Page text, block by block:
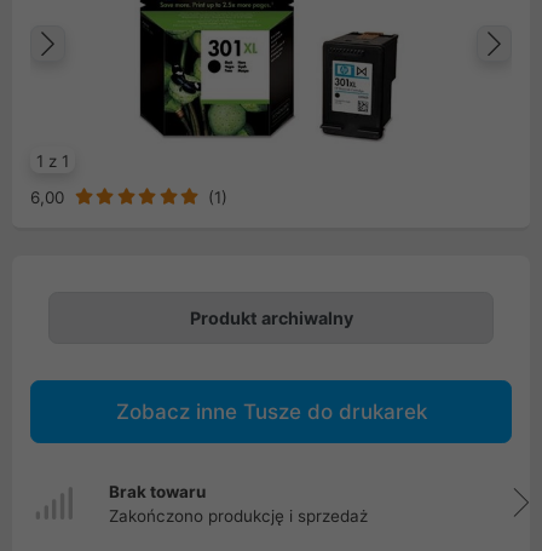
1 z 1
Poprzedni
6,00 (1)
Produkt archiwalny
Zobacz inne Tusze do drukarek
Brak towaru
Zakończono produkcję i sprzedaż